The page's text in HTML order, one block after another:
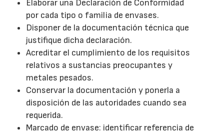
Elaborar una Declaración de Conformidad
por cada tipo o familia de envases.
Disponer de la documentación técnica que
justifique dicha declaración.
Acreditar el cumplimiento de los requisitos
relativos a sustancias preocupantes y
metales pesados.
Conservar la documentación y ponerla a
disposición de las autoridades cuando sea
requerida.
Marcado de envase: identificar referencia de